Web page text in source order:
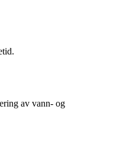
av vann- og